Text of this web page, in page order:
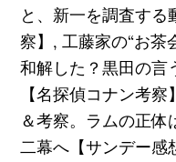
と、新一を調査す
察】, 工藤家の“お茶
和解した？黒田の言
【名探偵コナン考
＆考察。ラムの正
二幕へ【サンデー感